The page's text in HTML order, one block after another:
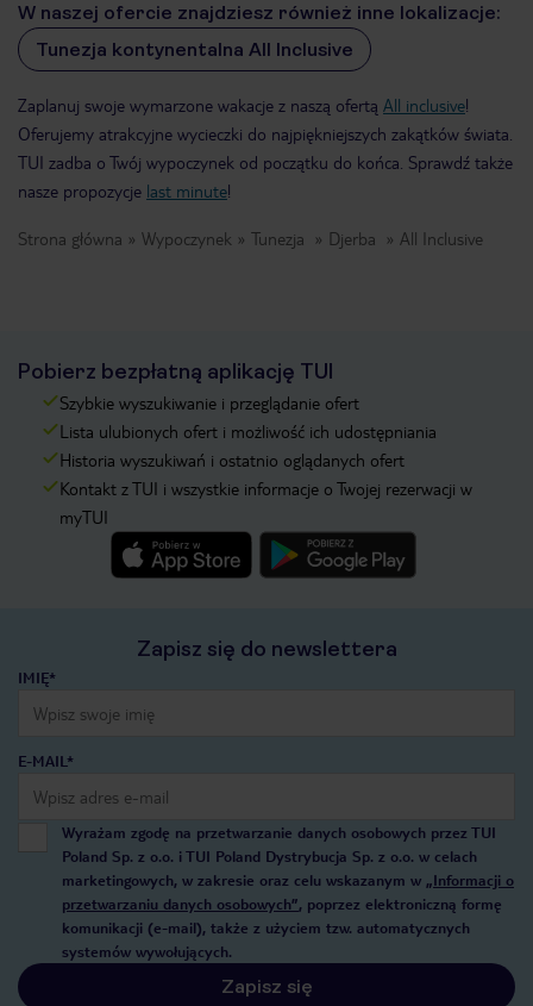
W naszej ofercie znajdziesz również inne lokalizacje:
Tunezja kontynentalna All Inclusive
Zaplanuj swoje wymarzone wakacje z naszą ofertą All inclusive!
Oferujemy atrakcyjne wycieczki do najpiękniejszych zakątków świata.
TUI zadba o Twój wypoczynek od początku do końca. Sprawdź także
nasze propozycje last minute!
Strona główna Wypoczynek Tunezja Djerba All Inclusive
Pobierz bezpłatną aplikację TUI
Szybkie wyszukiwanie i przeglądanie ofert
Lista ulubionych ofert i możliwość ich udostępniania
Historia wyszukiwań i ostatnio oglądanych ofert
Kontakt z TUI i wszystkie informacje o Twojej rezerwacji w
myTUI
Zapisz się do newslettera
IMIĘ*
E-MAIL*
Wyrażam zgodę na przetwarzanie danych osobowych przez TUI
Poland Sp. z o.o. i TUI Poland Dystrybucja Sp. z o.o. w celach
marketingowych, w zakresie oraz celu wskazanym w „Informacji o
przetwarzaniu danych osobowych”, poprzez elektroniczną formę
komunikacji (e-mail), także z użyciem tzw. automatycznych
systemów wywołujących.
Zapisz się